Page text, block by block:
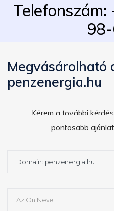
Megvásárolható
penzenergia.hu
Kérem a további
pontosabb